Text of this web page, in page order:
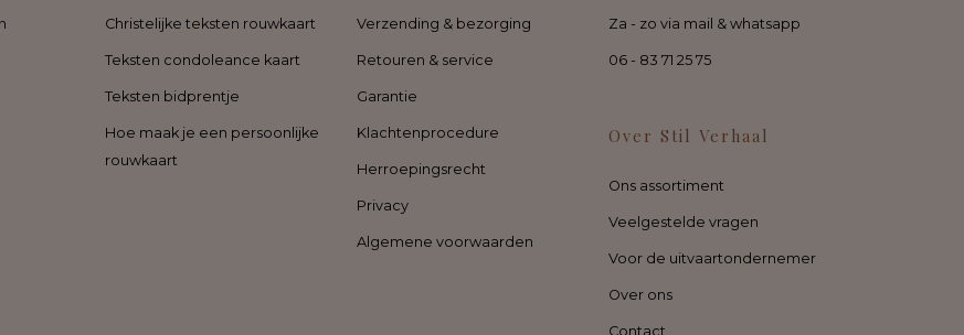
Christelijke teksten rouwkaart
Teksten condoleance kaart
Teksten bidprentje
Hoe maak je een persoonlijke
rouwkaart
Verzending & bezorging
Retouren & service
Garantie
Klachtenprocedure
Herroepingsrecht
Privacy
Algemene voorwaarden
Za - zo via mail & whatsapp
06 - 83 71 25 75
Over Stil Verhaal
Ons assortiment
Veelgestelde vragen
Voor de uitvaartondernemer
Over ons
Contact